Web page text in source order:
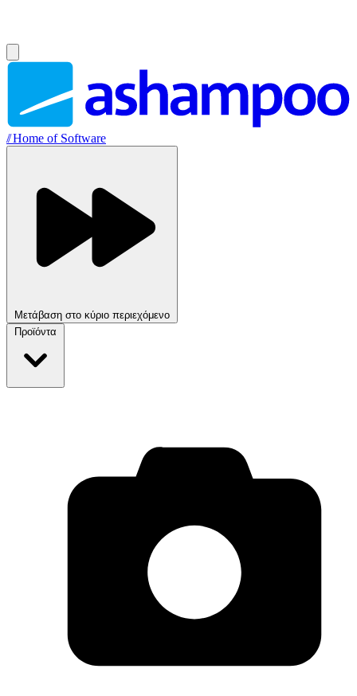
//Home of Software
Μετάβαση στο κύριο περιεχόμενο
Προϊόντα